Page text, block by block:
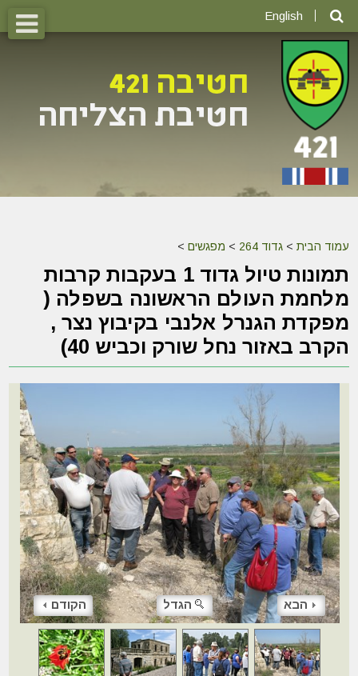
English
עמוד הבית >גדוד 264 > מפגשים >
תמונות טיול גדוד 1 בעקבות קרבות
מלחמת העולם הראשונה בשפלה ‎(
מפקדת הגנרל אלנבי בקיבוץ נצר ,
הקרב באזור נחל שורק וכביש 40)‎
הקודם הגדל הבא